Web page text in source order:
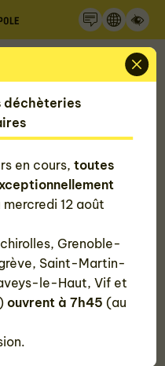
déchèteries
en cours,toutes
mercredi 12 août
Grenoble-
Saint-Martin-
le-Haut, Vif et
ouvrent à 7h45(au
#Culture